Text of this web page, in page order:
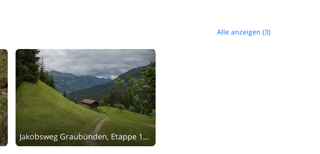
Alle anzeigen (3)
Jakobsweg Graubünden, Etappe 10/19